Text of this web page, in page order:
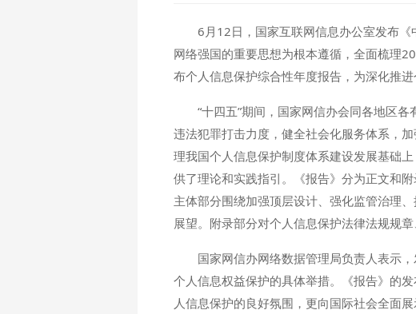
6月12日，国家互联网信息办公室发布
网络强国的重要思想为根本遵循，全面梳理
布个人信息保护综合性年度报告，为深化推
“十四五”期间，国家网信办会同各地区
违法犯罪打击力度，健全社会化服务体系，
理我国个人信息保护制度体系建设发展基础
供了理论和实践指引。《报告》分为正文和
主体部分围绕加强顶层设计、强化监管治理
展望。附录部分对个人信息保护法律法规规
国家网信办网络数据管理局负责人表示
个人信息权益保护的具体举措。《报告》的
人信息保护的良好氛围，更向国际社会全面